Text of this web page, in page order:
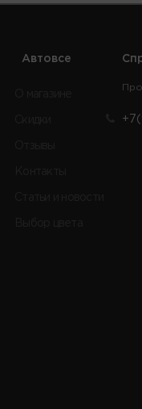
Автовсе